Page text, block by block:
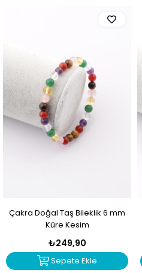
Çakra Doğal Taş Bileklik 6 mm
Küre Kesim
₺249,90
Sepete Ekle